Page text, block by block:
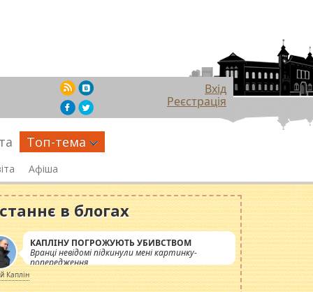
Вхід
Реєстрація
Топ-тема
Афіша
в блогах
КАПЛІНУ ПОГРОЖУЮТЬ УБИВСТВОМ
Вранці невідомі підкинули мені картинку-
попередження
Каплін